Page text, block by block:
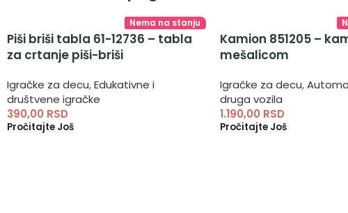
Nema na stanju
Piši briši tabla 61-12736 – tabla
za crtanje piši-briši
Igračke za decu,Edukativne i
društvene igračke
390,00 RSD
Pročitajte Još
Kamion 851205 –
mešalicom
Igračke za decu,
druga vozila
1.190,00 RSD
Pročitajte Još